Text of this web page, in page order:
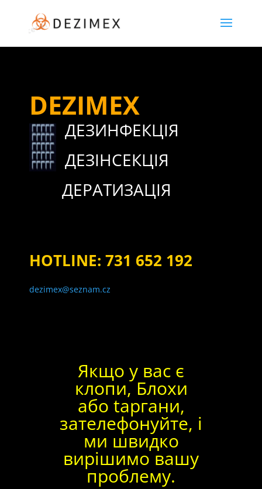
DEZIMEX
ДЕЗИНФЕКЦІЯ
ДЕЗІНСЕКЦІЯ
ДЕРАТИЗАЦІЯ
HOTLINE: 731 652 192
dezimex@seznam.cz
Якщо у вас є
клопи, Блохи
або tаргани,
зателефонуйте, і
ми швидко
вирішимо вашу
проблему.